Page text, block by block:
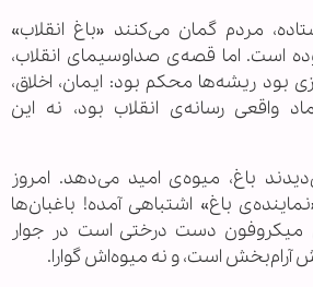
مردم گمان می‌کنند «باغ انقلاب»
اما قصه‌ی صداوسیمای انقلاب،
بود ریشه‌ها محکم بود: ایمان، اخلاق،
واقعی رسانه‌ی انقلاب بود، نه این
باغ، میوه‌ی امید می‌دهد. امروز
باغ» اشتباهی آمده! باغبان‌ها
میکروفون دست درختی است در جوار
آرام‌بخش است، و نه میوه‌اش گوارا.